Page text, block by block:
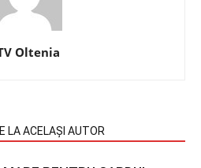
Oltenia
LA ACELAȘI AUTOR